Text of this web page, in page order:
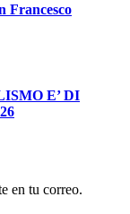
Francesco
E’ DI
en tu correo.